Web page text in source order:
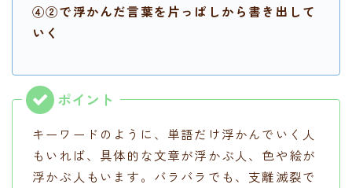
④②で浮かんだ言葉を片っぱしから書き出して
いく
キーワードのように、単語だけ浮かんでいく人
もいれば、具体的な文章が浮かぶ人、色や絵が
浮かぶ人もいます。バラバラでも、支離滅裂で